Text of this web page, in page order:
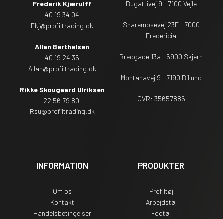
Frederik Kjærulff
40 19 34 04
Fkj@profiltrading.dk
Allan Berthelsen
40 19 24 35
Allan@profiltrading.dk
Rikke Skougaard Ulriksen
22 56 79 80
Rsu@profiltrading.dk
Bugattivej 9 - 7100 Vejle
Snaremosevej 23F - 7000
Fredericia
Bredgade 13a - 6900 Skjern
Montanavej 9 - 7190 Billund
CVR: 35657886
INFORMATION
Om os
Kontakt
Handelsbetingelser
PRODUKTER
Profiltøj
Arbejdstøj
Fodtøj